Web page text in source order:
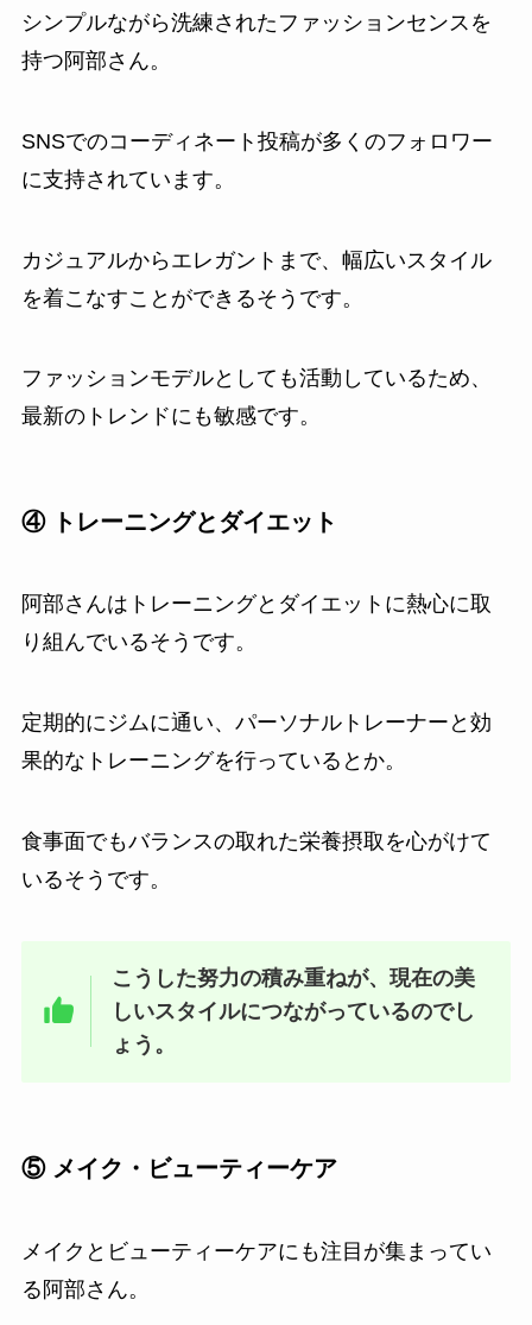
シンプルながら洗練されたファッションセンスを
持つ阿部さん。
SNSでのコーディネート投稿が多くのフォロワー
に支持されています。
カジュアルからエレガントまで、幅広いスタイル
を着こなすことができるそうです。
ファッションモデルとしても活動しているため、
最新のトレンドにも敏感です。
④ トレーニングとダイエット
阿部さんはトレーニングとダイエットに熱心に取
り組んでいるそうです。
定期的にジムに通い、パーソナルトレーナーと効
果的なトレーニングを行っているとか。
食事面でもバランスの取れた栄養摂取を心がけて
いるそうです。
こうした努力の積み重ねが、現在の美
しいスタイルにつながっているのでし
ょう。
⑤ メイク・ビューティーケア
メイクとビューティーケアにも注目が集まってい
る阿部さん。